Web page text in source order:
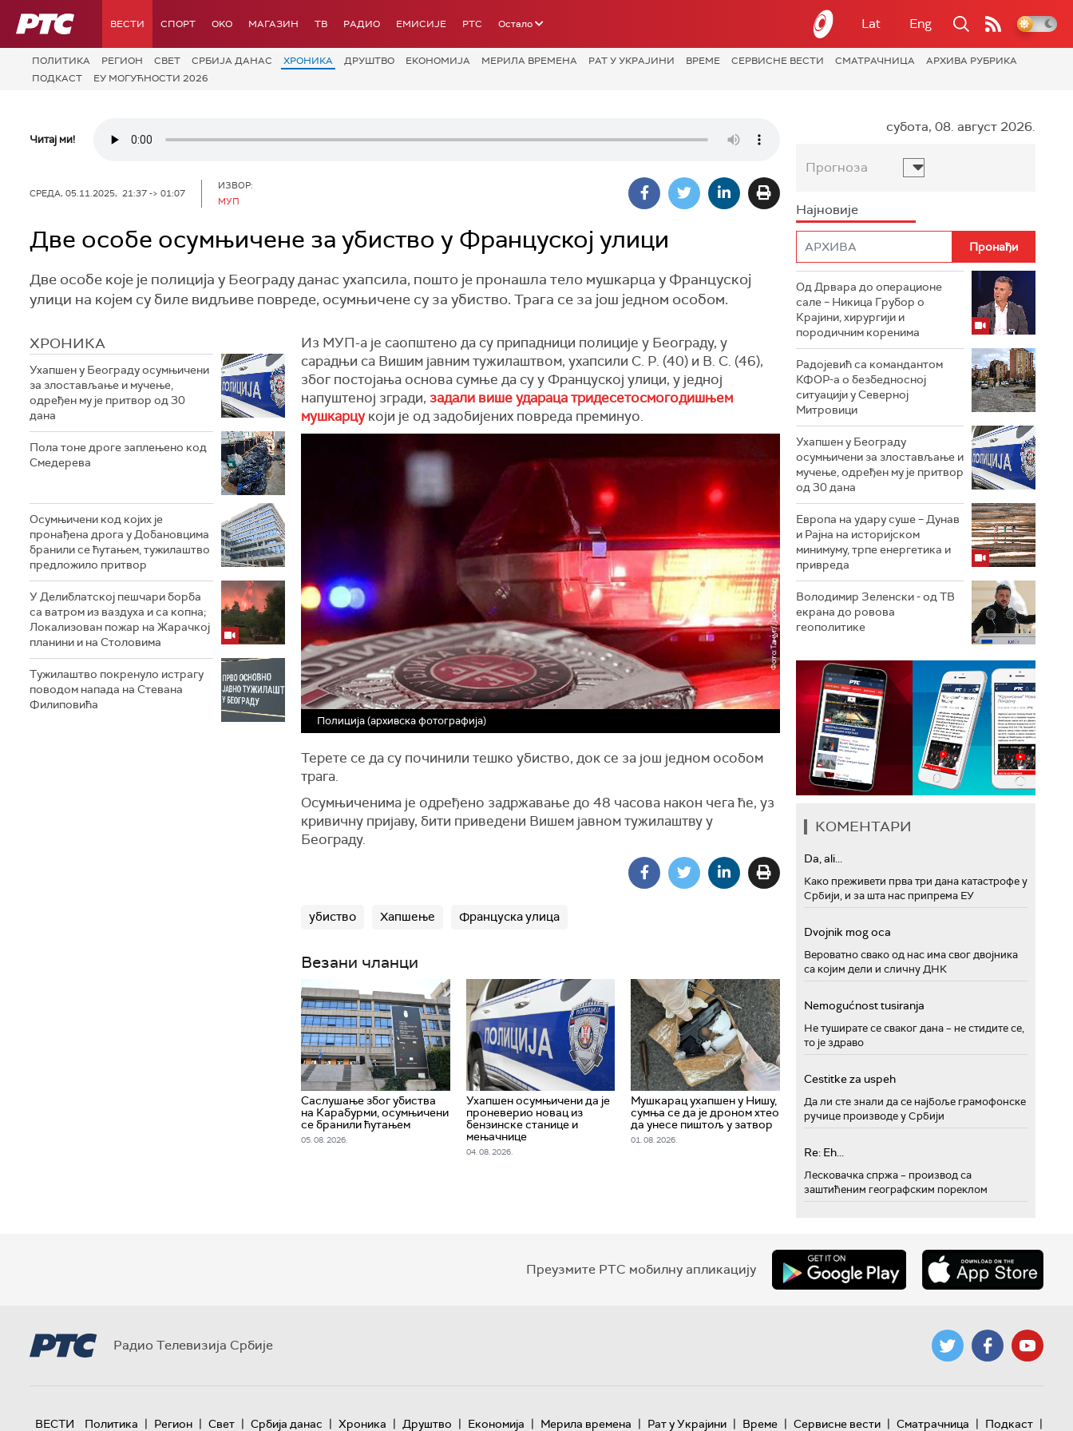
РТС ВЕСТИ СПОРТ OKO МАГАЗИН ТВ РАДИО ЕМИСИЈЕ РТС Остало Lat Eng
ПОЛИТИКА РЕГИОН СВЕТ СРБИЈА ДАНАС ХРОНИКА ДРУШТВО ЕКОНОМИЈА МЕРИЛА ВРЕМЕНА РАТ У УКРАЈИНИ ВРЕМЕ СЕРВИСНЕ ВЕСТИ СМАТРАЧНИЦА
АРХИВА РУБРИКА
ПОДКАСТ
ЕУ МОГУЋНОСТИ 2026
Читај ми!
СРЕДА, 05.11.2025, 21:37 -> 01:07
ИЗВОР:
МУП
Две особе осумњичене за убиство у Француској улици
Две особе које је полиција у Београду данас ухапсила, пошто је пронашла тело мушкарца у Француској
улици на којем су биле видљиве повреде, осумњичене су за убиство. Трага се за још једном особом.
ХРОНИКА
Ухапшен у Београду осумњичени
за злостављање и мучење,
одређен му је притвор од 30
дана
Пола тоне дроге заплењено код
Смедерева
Осумњичени код којих је
пронађена дрога у Добановцима
бранили се ћутањем, тужилаштво
предложило притвор
У Делиблатској пешчари борба
са ватром из ваздуха и са копна;
Локализован пожар на Жарачкој
планини и на Столовима
Тужилаштво покренуло истрагу
поводом напада на Стевана
Филиповића
Из МУП-а је саопштено да су припадници полиције у Београду, у
сарадњи са Вишим јавним тужилаштвом, ухапсили С. Р. (40) и В. С. (46),
због постојања основа сумње да су у Француској улици, у једној
напуштеној згради, задали више удараца тридесетосмогодишњем
мушкарцукоји је од задобијених повреда преминуо.
Полиција (архивска фотографија)
Терете се да су починили тешко убиство, док се за још једном особом
трага.
Осумњиченима је одређено задржавање до 48 часова након чега ће, уз
кривичну пријаву, бити приведени Вишем јавном тужилаштву у
Београду.
убиство Хапшење Француска улица
Везани чланци
Саслушање због убиства
на Карабурми, осумњичени
се бранили ћутањем
05. 08. 2026.
Ухапшен осумњичени да је
проневерио новац из
бензинске станице и
мењачнице
04. 08. 2026.
Мушкарац ухапшен у Нишу,
сумња се да је дроном хтео
да унесе пиштољ у затвор
01. 08. 2026.
субота, 08. август 2026.
Прогноза
Најновије
Од Дрвара до операционе
сале – Никица Грубор о
Крајини, хирургији и
породичним коренима
Радојевић са командантом
КФОР-а о безбедносној
ситуацији у Северној
Митровици
Ухапшен у Београду
осумњичени за злостављање и
мучење, одређен му је притвор
од 30 дана
Европа на удару суше – Дунав
и Рајна на историјском
минимуму, трпе енергетика и
привреда
Володимир Зеленски - од ТВ
екрана до ровова
геополитике
КОМЕНТАРИ
Da, ali...
Како преживети прва три дана катастрофе у
Србији, и за шта нас припрема ЕУ
Dvojnik mog oca
Вероватно свако од нас има свог двојника
са којим дели и сличну ДНК
Nemogućnost tusiranja
Не туширате се сваког дана – не стидите се,
то је здраво
Cestitke za uspeh
Да ли сте знали да се најбоље грамофонске
ручице производе у Србији
Re: Eh...
Лесковачка спржа – производ са
заштићеним географским пореклом
Преузмите РТС мобилну апликацију
Радио Телевизија Србије
ВЕСТИ Политика | Регион | Свет | Србија данас | Хроника | Друштво | Економија | Мерила времена | Рат у Украјини | Време | Сервисне вести | Сматрачница | Подкаст |